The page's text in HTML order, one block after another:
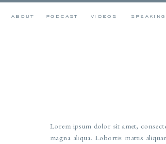
VIDEOS
ABOUT SPEAKING
PODCAST
Lorem ipsum dolor sit amet,
magna aliqua. Lobortis mattis